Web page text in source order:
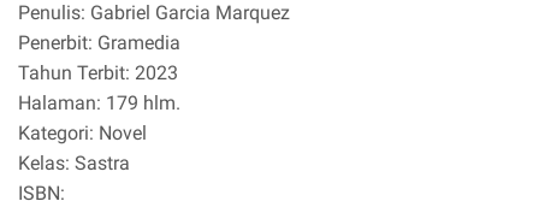
Penulis: Gabriel Garcia Marquez
Penerbit: Gramedia
Tahun Terbit: 2023
Halaman: 179 hlm.
Kategori: Novel
Kelas: Sastra
ISBN: